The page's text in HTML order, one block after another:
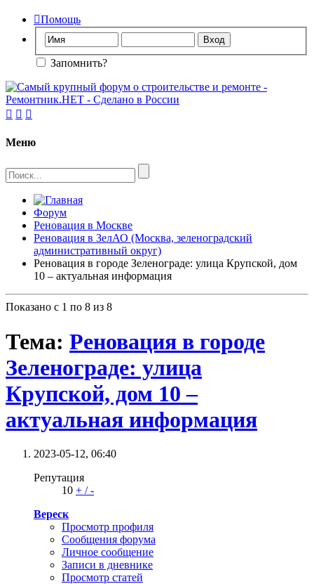
Помощь
Запомнить?
  
Меню
Форум
Реновация в Москве
Реновация в ЗелАО (Москва, зеленоградский
административный округ)
Реновация в городе Зеленограде: улица Крупской, дом
10 – актуальная информация
Показано с 1 по 8 из 8
Тема: Реновация в городе
Зеленограде: улица
Крупской, дом 10 –
актуальная информация
2023-05-12, 06:40
Репутация
10 + /-
Вереск
Просмотр профиля
Сообщения форума
Личное сообщение
Записи в дневнике
Просмотр статей